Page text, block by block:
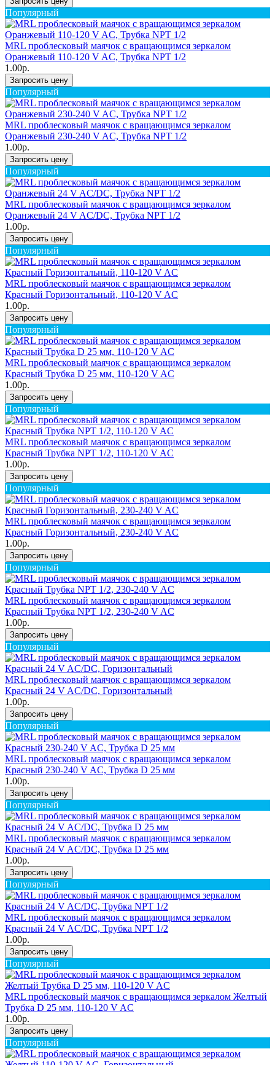
Популярный
MRL проблесковый маячок с вращающимся зеркалом
Оранжевый 110-120 V AC, Трубка NPT 1/2
1.00р.
Запросить цену
Популярный
MRL проблесковый маячок с вращающимся зеркалом
Оранжевый 230-240 V AC, Трубка NPT 1/2
1.00р.
Запросить цену
Популярный
MRL проблесковый маячок с вращающимся зеркалом
Оранжевый 24 V AC/DC, Трубка NPT 1/2
1.00р.
Запросить цену
Популярный
MRL проблесковый маячок с вращающимся зеркалом
Красный Горизонтальный, 110-120 V AC
1.00р.
Запросить цену
Популярный
MRL проблесковый маячок с вращающимся зеркалом
Красный Трубка D 25 мм, 110-120 V AC
1.00р.
Запросить цену
Популярный
MRL проблесковый маячок с вращающимся зеркалом
Красный Трубка NPT 1/2, 110-120 V AC
1.00р.
Запросить цену
Популярный
MRL проблесковый маячок с вращающимся зеркалом
Красный Горизонтальный, 230-240 V AC
1.00р.
Запросить цену
Популярный
MRL проблесковый маячок с вращающимся зеркалом
Красный Трубка NPT 1/2, 230-240 V AC
1.00р.
Запросить цену
Популярный
MRL проблесковый маячок с вращающимся зеркалом
Красный 24 V AC/DC, Горизонтальный
1.00р.
Запросить цену
Популярный
MRL проблесковый маячок с вращающимся зеркалом
Красный 230-240 V AC, Трубка D 25 мм
1.00р.
Запросить цену
Популярный
MRL проблесковый маячок с вращающимся зеркалом
Красный 24 V AC/DC, Трубка D 25 мм
1.00р.
Запросить цену
Популярный
MRL проблесковый маячок с вращающимся зеркалом
Красный 24 V AC/DC, Трубка NPT 1/2
1.00р.
Запросить цену
Популярный
MRL проблесковый маячок с вращающимся зеркалом Желтый
Трубка D 25 мм, 110-120 V AC
1.00р.
Запросить цену
Популярный